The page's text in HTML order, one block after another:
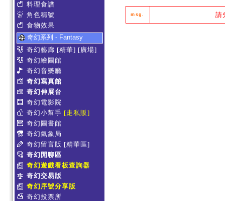
料理食譜
角色稱號
食物效果
奇幻系列 - Fantasy
奇幻藝廊 [精華] [廣場]
奇幻繪圖館
奇幻音樂廳
奇幻寫真館
奇幻伸展台
奇幻電影院
奇幻小幫手 [走私販]
奇幻圖書館
奇幻氣象局
奇幻留言版 [精華區]
奇幻閒聊區
奇幻遊戲看板查詢器
奇幻交易版
奇幻序號分享版
奇幻投票所
msg. 請